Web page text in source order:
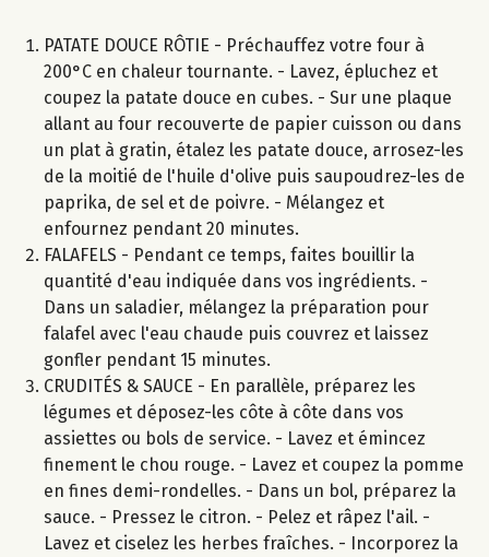
PATATE DOUCE RÔTIE - Préchauffez votre four à
200°C en chaleur tournante. - Lavez, épluchez et
coupez la patate douce en cubes. - Sur une plaque
allant au four recouverte de papier cuisson ou dans
un plat à gratin, étalez les patate douce, arrosez-les
de la moitié de l'huile d'olive puis saupoudrez-les de
paprika, de sel et de poivre. - Mélangez et
enfournez pendant 20 minutes.
FALAFELS - Pendant ce temps, faites bouillir la
quantité d'eau indiquée dans vos ingrédients. -
Dans un saladier, mélangez la préparation pour
falafel avec l'eau chaude puis couvrez et laissez
gonfler pendant 15 minutes.
CRUDITÉS & SAUCE - En parallèle, préparez les
légumes et déposez-les côte à côte dans vos
assiettes ou bols de service. - Lavez et émincez
finement le chou rouge. - Lavez et coupez la pomme
en fines demi-rondelles. - Dans un bol, préparez la
sauce. - Pressez le citron. - Pelez et râpez l'ail. -
Lavez et ciselez les herbes fraîches. - Incorporez la